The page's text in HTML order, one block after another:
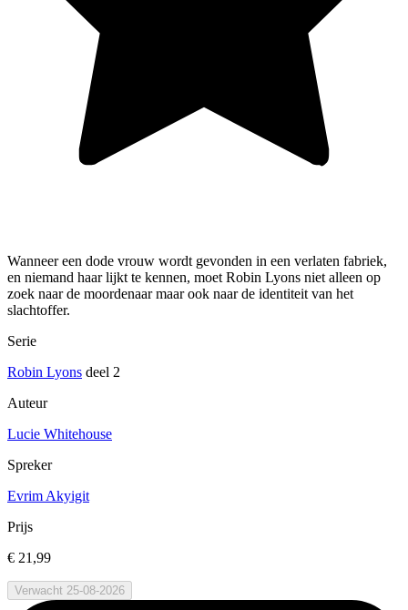
Wanneer een dode vrouw wordt gevonden in een verlaten fabriek,
en niemand haar lijkt te kennen, moet Robin Lyons niet alleen op
zoek naar de moordenaar maar ook naar de identiteit van het
slachtoffer.
Serie
Robin Lyons deel 2
Auteur
Lucie Whitehouse
Spreker
Evrim Akyigit
Prijs
€ 21,99
Verwacht 25-08-2026